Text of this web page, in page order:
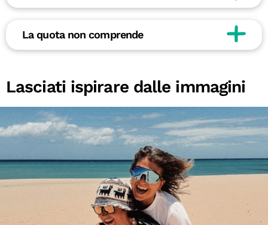
La quota non comprende
Lasciati ispirare dalle immagini